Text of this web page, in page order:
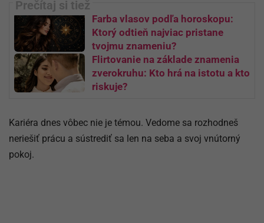
Farba vlasov podľa horoskopu:
Ktorý odtieň najviac pristane
tvojmu znameniu?
Flirtovanie na základe znamenia
zverokruhu: Kto hrá na istotu a kto
riskuje?
Kariéra dnes vôbec nie je témou. Vedome sa rozhodneš
neriešiť prácu a sústrediť sa len na seba a svoj vnútorný
pokoj.